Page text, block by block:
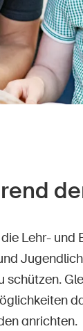
Lehr- und
schützen.
anrichten.